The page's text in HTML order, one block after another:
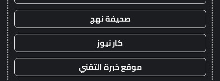
صحيفة نهج
كار نيوز
موقع خبرة التقني